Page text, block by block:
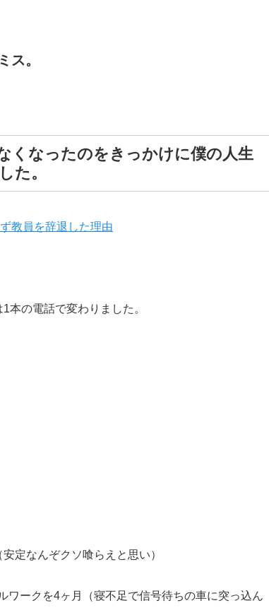
ス。
くなったのをきっかけに僕の人生
た。
教員を辞退した理由
本の電話で変わりました。
定なんぞクソ喰らえと思い）
ワークを4ヶ月（寝不足で信号待ちの車に突っ込ん